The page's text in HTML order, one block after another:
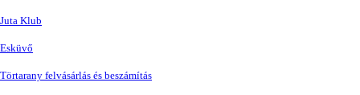
Juta Klub
Esküvő
Törtarany felvásárlás és beszámítás